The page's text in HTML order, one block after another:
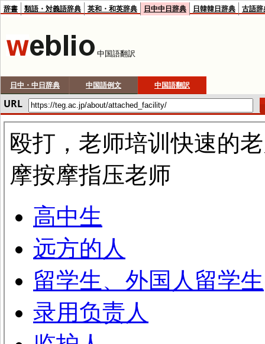
辞書 類語・対義語辞典 英和・和英辞典 日中中日辞典 日韓韓日辞典 古語辞
中国語翻訳
日中・中日辞典 中国語例文 中国語翻訳
URL